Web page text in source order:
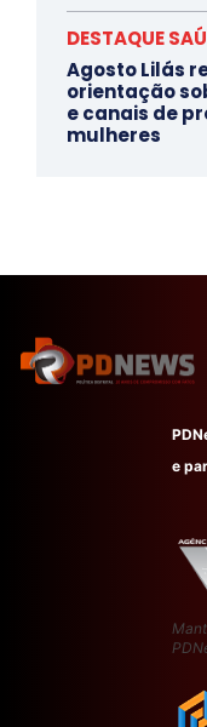
DESTAQUE
Agosto Lilás
orientação
e canais de
mulheres
e